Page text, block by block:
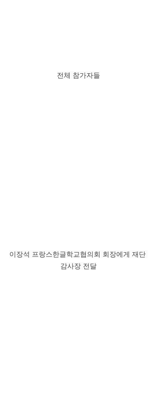
전체 참가자들
이장석 프랑스한글학교협의회 회장에게 재단
감사장 전달